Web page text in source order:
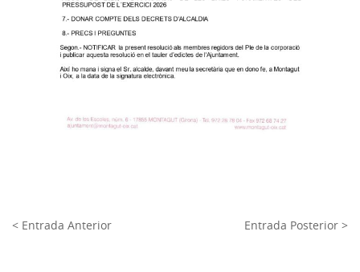
< Entrada Anterior Entrada Posterior >